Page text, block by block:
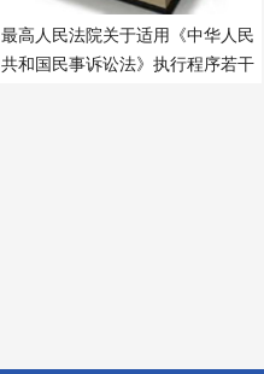
最高人民法院关于适用《中华人民
共和国民事诉讼法》执行程序若干